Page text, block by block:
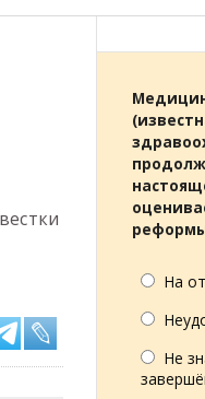
На
Не